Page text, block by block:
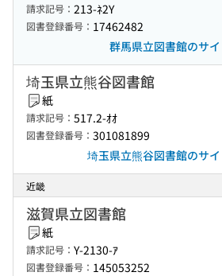
請求記号： 213-ﾈ2Y
図書登録番号： 17462482
群馬県立図書館のサ
埼玉県立熊谷図書館
紙
請求記号： 517.2-ｵｵ
図書登録番号： 301081899
埼玉県立熊谷図書館のサ
近畿
滋賀県立図書館
紙
請求記号： Y-2130-ｱ
図書登録番号： 145053252